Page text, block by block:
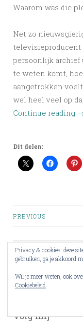
Waarom was die
Net zo
televisieproducent
persoonlijk archief
te weten komt,
aangetrokken
wel heel veel op
Continue reading
Dit delen:
Posts
navigation
PREVIOUS
Zoeken
naar:
Volg mij
Privacy & cookies: deze
gebruiken, ga je akkoord
Wil je meer weten, ook
Cookiebeleid